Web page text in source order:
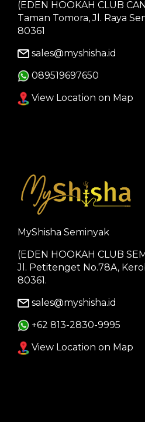
(EDEN HOOKAH CLUB
Taman Tomora, Jl. Raya
80361
sales@myshisha.id
089519697650
View Location on Map
MyShisha Seminyak
(EDEN HOOKAH CLUB
Jl. Petitenget No.78A,
80361.
sales@myshisha.id
+62 813-2830-9995
View Location on Map